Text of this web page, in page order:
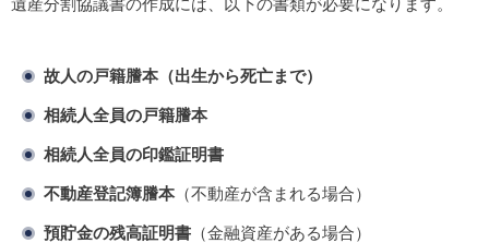
故人の戸籍謄本（出生から死亡まで）
相続人全員の戸籍謄本
相続人全員の印鑑証明書
不動産登記簿謄本（不動産が含まれる場合）
預貯金の残高証明書 （金融資産がある場合）